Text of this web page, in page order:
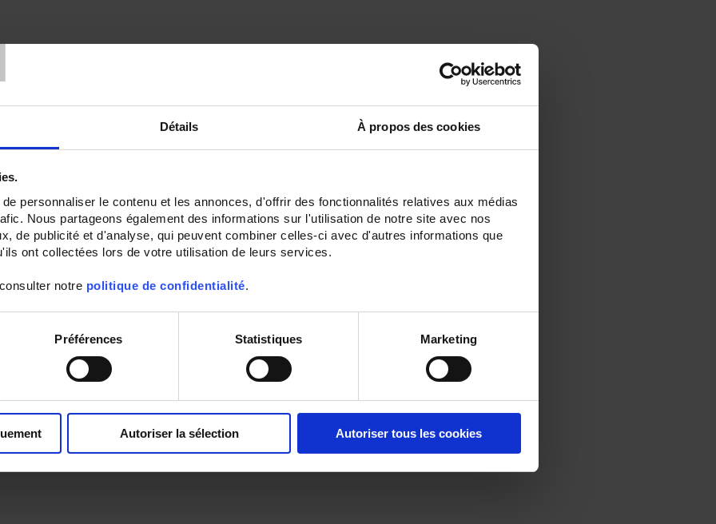
Détails À propos des cookies
personnaliser le contenu et les annonces, d'offrir des fonctionnalités relatives aux médias
Nous partageons également des informations sur l'utilisation de notre site avec nos
de publicité et d'analyse, qui peuvent combiner celles-ci avec d'autres informations que
ont collectées lors de votre utilisation de leurs services.
notre politique de confidentialité.
Préférences Statistiques Marketing
Autoriser la sélection Autoriser tous les cookies